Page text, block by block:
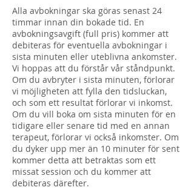
Alla avbokningar ska göras senast 24
timmar innan din bokade tid. En
avbokningsavgift (full pris) kommer att
debiteras för eventuella avbokningar i
sista minuten eller uteblivna ankomster.
Vi hoppas att du förstår vår ståndpunkt.
Om du avbryter i sista minuten, förlorar
vi möjligheten att fylla den tidsluckan,
och som ett resultat förlorar vi inkomst.
Om du vill boka om sista minuten för en
tidigare eller senare tid med en annan
terapeut, förlorar vi också inkomster. Om
du dyker upp mer än 10 minuter för sent
kommer detta att betraktas som ett
missat session och du kommer att
debiteras därefter.